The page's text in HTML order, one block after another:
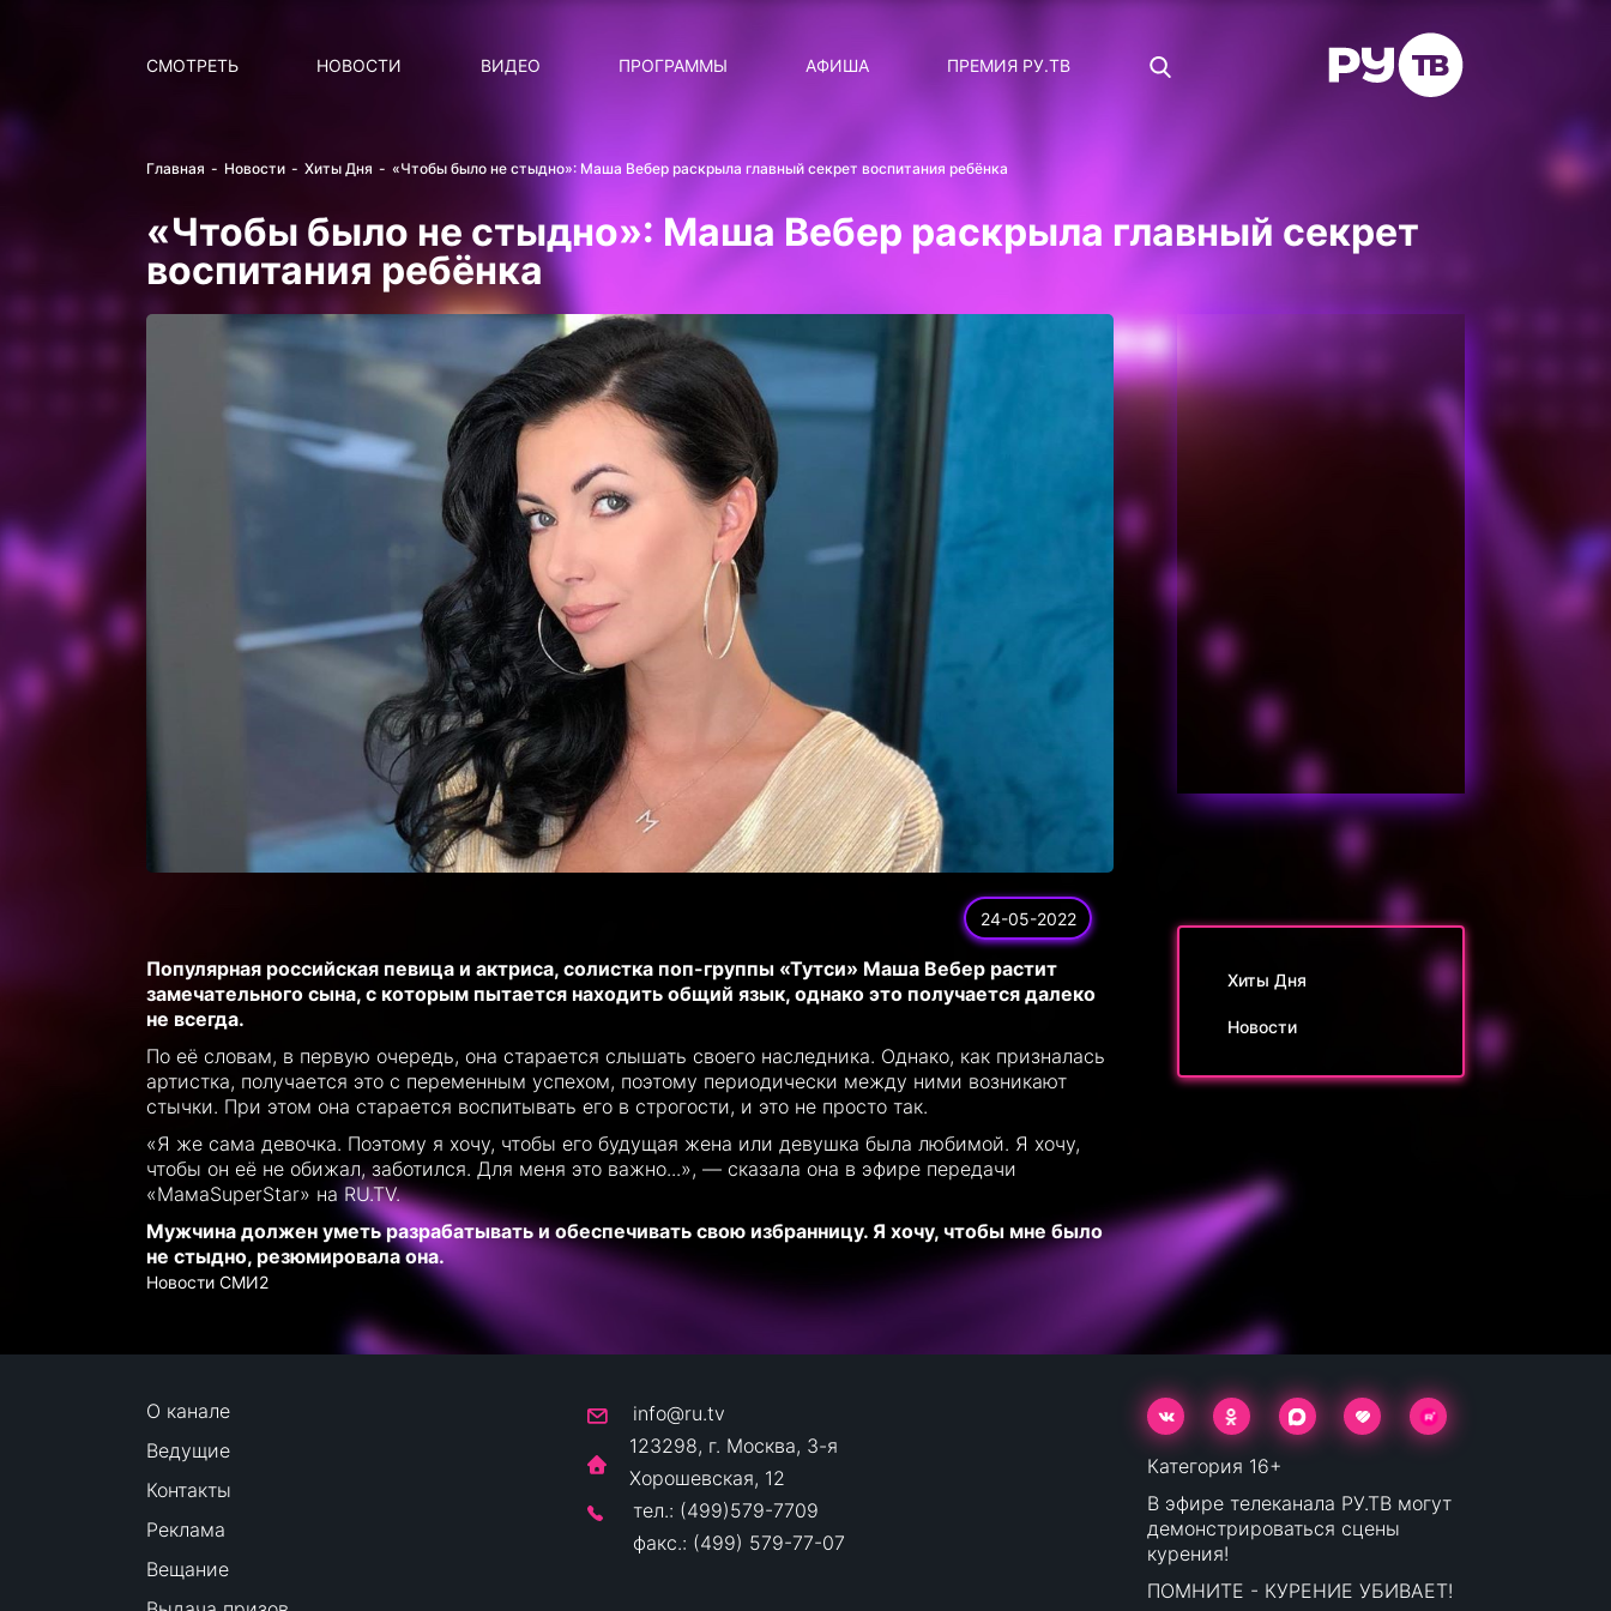
СМОТРЕТЬ НОВОСТИ
ВИДЕО
ПРОГРАММЫ
СТАТУС: В СЕТИ
ЛИЧНЫЙ ВОПРОС
ДОТЯНИСЬ ДО ЗВЁЗД
АФИША ПРЕМИЯ РУ.ТВ
Главная Новости Хиты Дня «Чтобы было не стыдно»: Маша Вебер раскрыла главный секрет воспитания ребёнка
«Чтобы было не стыдно»: Маша Вебер раскрыла главный секрет
воспитания ребёнка
24-05-2022
Популярная российская певица и актриса, солистка поп-группы «Тутси» Маша Вебер растит
замечательного сына, с которым пытается находить общий язык, однако это получается далеко
не всегда.
По её словам, в первую очередь, она старается слышать своего наследника. Однако, как призналась
артистка, получается это с переменным успехом, поэтому периодически между ними возникают
стычки. При этом она старается воспитывать его в строгости, и это не просто так.
«Я же сама девочка. Поэтому я хочу, чтобы его будущая жена или девушка была любимой. Я хочу,
чтобы он её не обижал, заботился. Для меня это важно...», — сказала она в эфире передачи
«МамаSuperStar» на RU.TV.
Мужчина должен уметь разрабатывать и обеспечивать свою избранницу. Я хочу, чтобы мне было
не стыдно, резюмировала она.
Новости СМИ2
Хиты Дня
Новости
О канале
Ведущие
Контакты
Реклама
Вещание
info@ru.tv
123298, г. Москва, 3-я
Хорошевская, 12
тел.: (499)579-7709
факс.: (499) 579-77-07
Категория 16+
В эфире телеканала РУ.ТВ могут
демонстрироваться сцены
курения!
ПОМНИТЕ - КУРЕНИЕ УБИВАЕТ!